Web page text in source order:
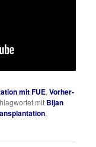
mit FUE,Vorher-
mit Bijan
,